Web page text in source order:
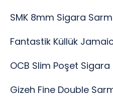
SMK 8mm Sigara
Fantastik Küllük
OCB Slim Poşet
Gizeh Fine Double